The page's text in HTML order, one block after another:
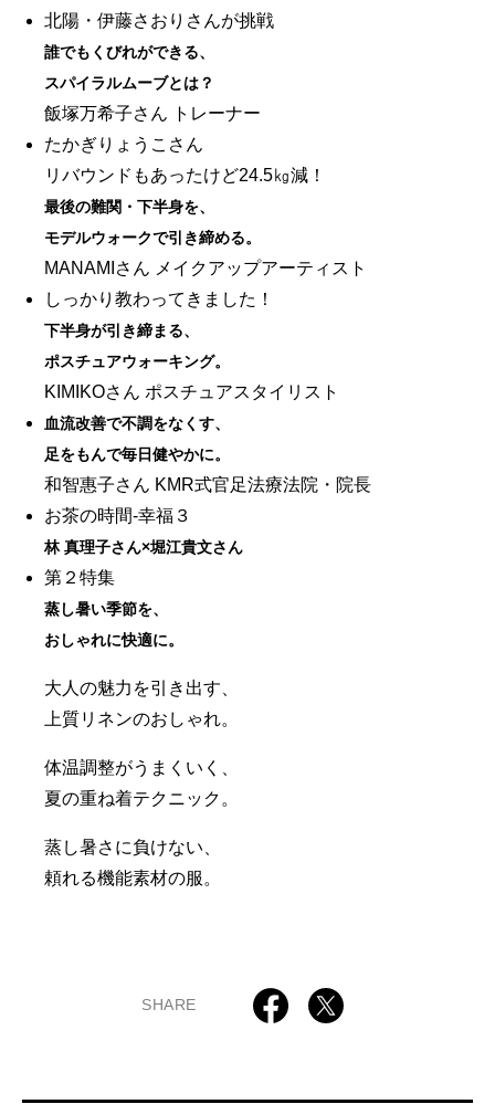
北陽・伊藤さおりさんが挑戦
誰でもくびれができる、
スパイラルムーブとは？
飯塚万希子さん トレーナー
たかぎりょうこさん
リバウンドもあったけど24.5㎏減！
最後の難関・下半身を、
モデルウォークで引き締める。
MANAMIさん メイクアップアーティスト
しっかり教わってきました！
下半身が引き締まる、
ポスチュアウォーキング。
KIMIKOさん ポスチュアスタイリスト
血流改善で不調をなくす、
足をもんで毎日健やかに。
和智惠子さん KMR式官足法療法院・院長
お茶の時間-幸福３
林 真理子さん×堀江貴文さん
第２特集
蒸し暑い季節を、
おしゃれに快適に。
大人の魅力を引き出す、
上質リネンのおしゃれ。
体温調整がうまくいく、
夏の重ね着テクニック。
蒸し暑さに負けない、
頼れる機能素材の服。
SHARE